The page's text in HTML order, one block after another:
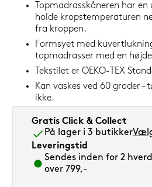
Topmadrasskåneren har
holde kropstemperaturen
fra kroppen.
Formsyet med
topmadrasser med en
Tekstilet er OEKO-TEX
Kan vaskes ved 60 grader
ikke.
Gratis Click & Collect
På lager i 3 butikker
Leveringstid
Sendes inden for 2
over 799,-